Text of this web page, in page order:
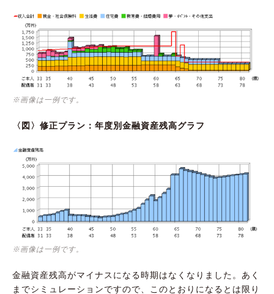
※画像は一例です。
〈図〉修正プラン：年度別金融資産残高グラフ
※画像は一例です。
金融資産残高がマイナスになる時期はなくなりました。あく
までシミュレーションですので、このとおりになるとは限り